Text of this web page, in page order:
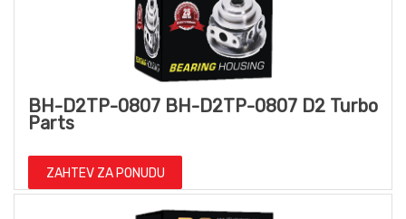
BH-D2TP-0807 BH-D2TP-0807 D2 Turbo
Parts
ZAHTEV ZA PONUDU